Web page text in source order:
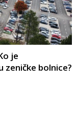
je
bolnice?